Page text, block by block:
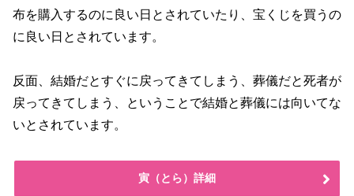
布を購入するのに良い日とされていたり、宝くじを買うの
に良い日とされています。
反面、結婚だとすぐに戻ってきてしまう、葬儀だと死者が
戻ってきてしまう、ということで結婚と葬儀には向いてな
いとされています。
寅（とら）詳細